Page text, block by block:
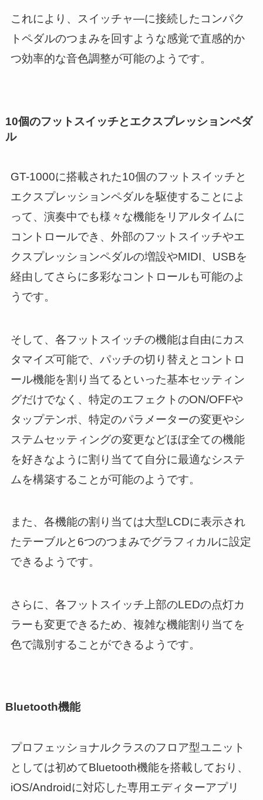
これにより、スイッチャ―に接続したコンパク
トペダルのつまみを回すような感覚で直感的か
つ効率的な音色調整が可能のようです。
10個のフットスイッチとエクスプレッションペダ
ル
GT-1000に搭載された10個のフットスイッチと
エクスプレッションペダルを駆使することによ
って、演奏中でも様々な機能をリアルタイムに
コントロールでき、外部のフットスイッチやエ
クスプレッションペダルの増設やMIDI、USBを
経由してさらに多彩なコントロールも可能のよ
うです。
そして、各フットスイッチの機能は自由にカス
タマイズ可能で、パッチの切り替えとコントロ
ール機能を割り当てるといった基本セッティン
グだけでなく、特定のエフェクトのON/OFFや
タップテンポ、特定のパラメーターの変更やシ
ステムセッティングの変更などほぼ全ての機能
を好きなように割り当てて自分に最適なシステ
ムを構築することが可能のようです。
また、各機能の割り当ては大型LCDに表示され
たテーブルと6つのつまみでグラフィカルに設定
できるようです。
さらに、各フットスイッチ上部のLEDの点灯カ
ラーも変更できるため、複雑な機能割り当てを
色で識別することができるようです。
Bluetooth機能
プロフェッショナルクラスのフロア型ユニット
としては初めてBluetooth機能を搭載しており、
iOS/Androidに対応した専用エディターアプリ